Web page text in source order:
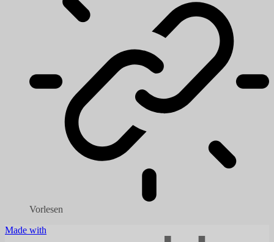
Vorlesen
Made with